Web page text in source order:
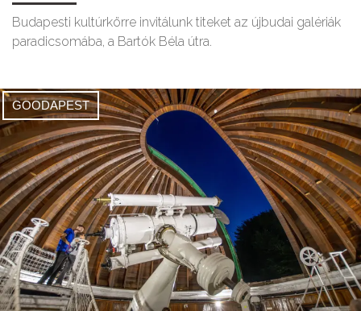
Budapesti kultúrkörre invitálunk titeket az újbudai galériák
paradicsomába, a Bartók Béla útra.
GOODAPEST